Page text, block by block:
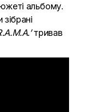
альбому.
тривав